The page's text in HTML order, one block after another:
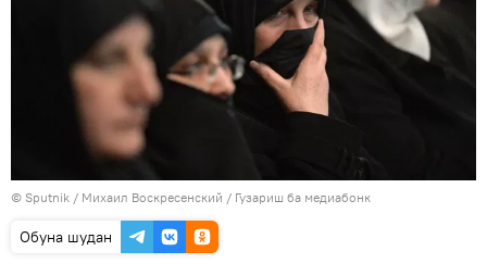
© Sputnik / Михаил Воскресенский / Гузариш ба медиабонк
Обуна шудан